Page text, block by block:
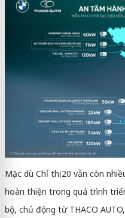
Mặc dù Chỉ thị 20 vẫn còn
hoàn thiện trong quá trình
bộ, chủ động từ THACO